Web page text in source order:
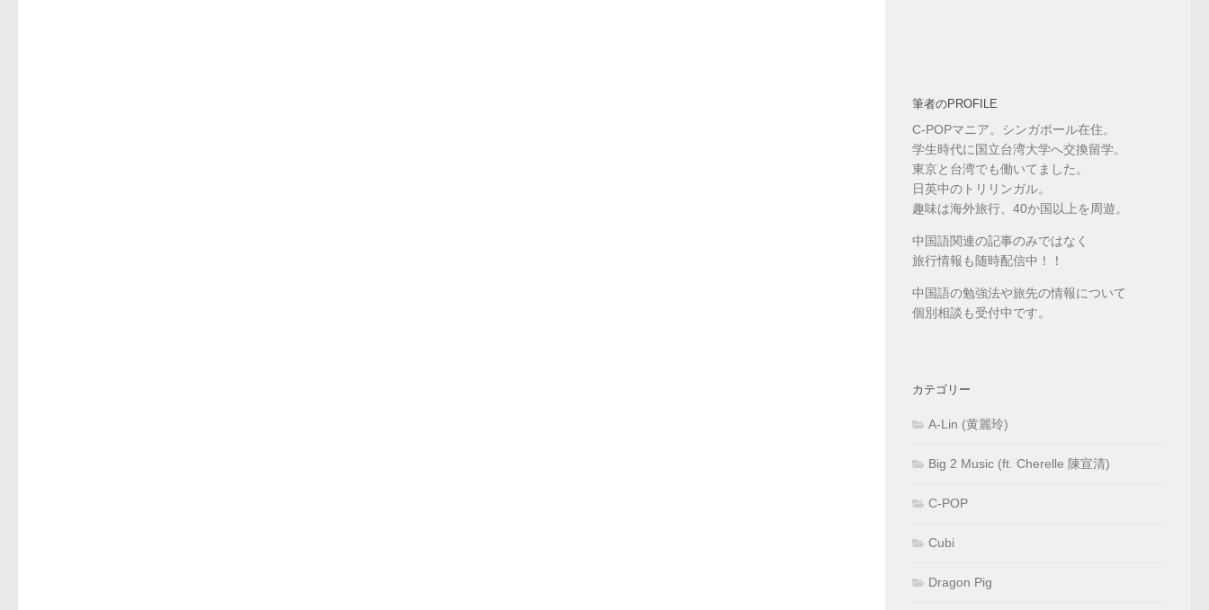
筆者のPROFILE
C-POPマニア。シンガポール在住。
学生時代に国立台湾大学へ交換留学。
東京と台湾でも働いてました。
日英中のトリリンガル。
趣味は海外旅行、40か国以上を周遊。
中国語関連の記事のみではなく
旅行情報も随時配信中！！
中国語の勉強法や旅先の情報について
個別相談も受付中です。
カテゴリー
A-Lin (黄麗玲)
Big 2 Music (ft. Cherelle 陳宣清)
C-POP
Cubi
Dragon Pig